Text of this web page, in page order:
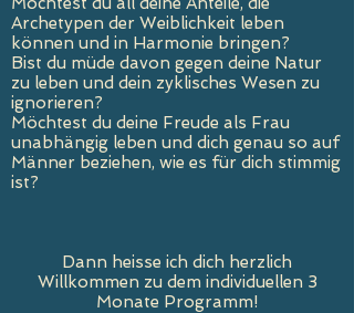
Archetypen der Weiblichkeit leben
können und in Harmonie bringen?
Bist du müde davon gegen deine Natur
zu leben und dein zyklisches Wesen zu
ignorieren?
Möchtest du deine Freude als Frau
unabhängig leben und dich genau so auf
Männer beziehen, wie es für dich stimmig
ist?
Dann heisse ich dich herzlich
Willkommen zu dem individuellen 3
Monate Programm!